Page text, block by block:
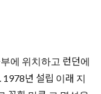
셜 프로그램에 참
을 방문하는 활동을